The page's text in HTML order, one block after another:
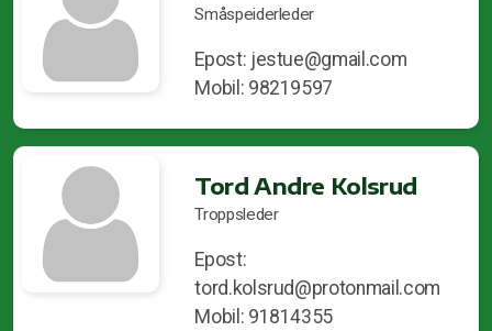
Småspeiderleder
Epost: jestue@gmail.com
Mobil: 98219597
Tord Andre Kolsrud
Troppsleder
Epost:
tord.kolsrud@protonmail.com
Mobil: 91814355